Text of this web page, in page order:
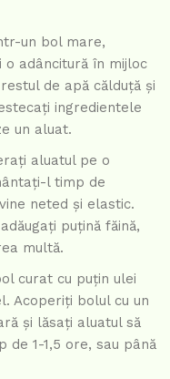
un bol mare,
o adâncitură în mijloc
de apă călduță și
ingredientele
un aluat.
aluatul pe o
l timp de
neted și elastic.
puțină făină,
multă.
curat cu puțin ulei
Acoperiți bolul cu un
și lăsați aluatul să
de 1-1,5 ore, sau până